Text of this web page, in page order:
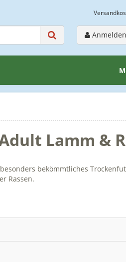
Anmelden
Lamm &
bekömmtliches
Rassen.